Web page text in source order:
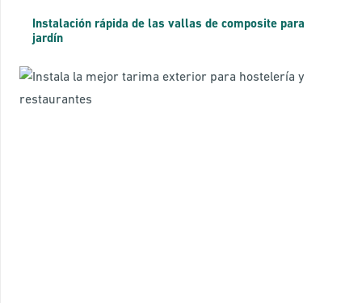
Instalación rápida de las vallas de composite para
jardín